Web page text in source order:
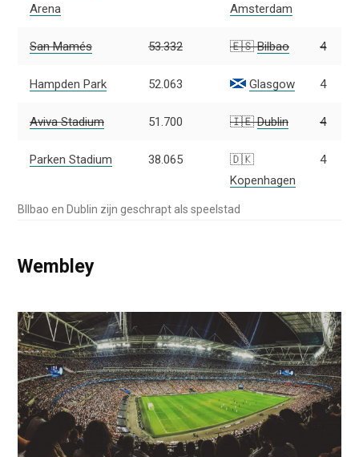
Arena
Amsterdam
San Mamés 53.332 🇪🇸Bilbao 4
Hampden Park 52.063 Glasgow 4
Aviva Stadium 51.700 🇮🇪Dublin 4
Parken Stadium 38.065
🇩🇰
Kopenhagen
4
BIlbao en Dublin zijn geschrapt als speelstad
Wembley